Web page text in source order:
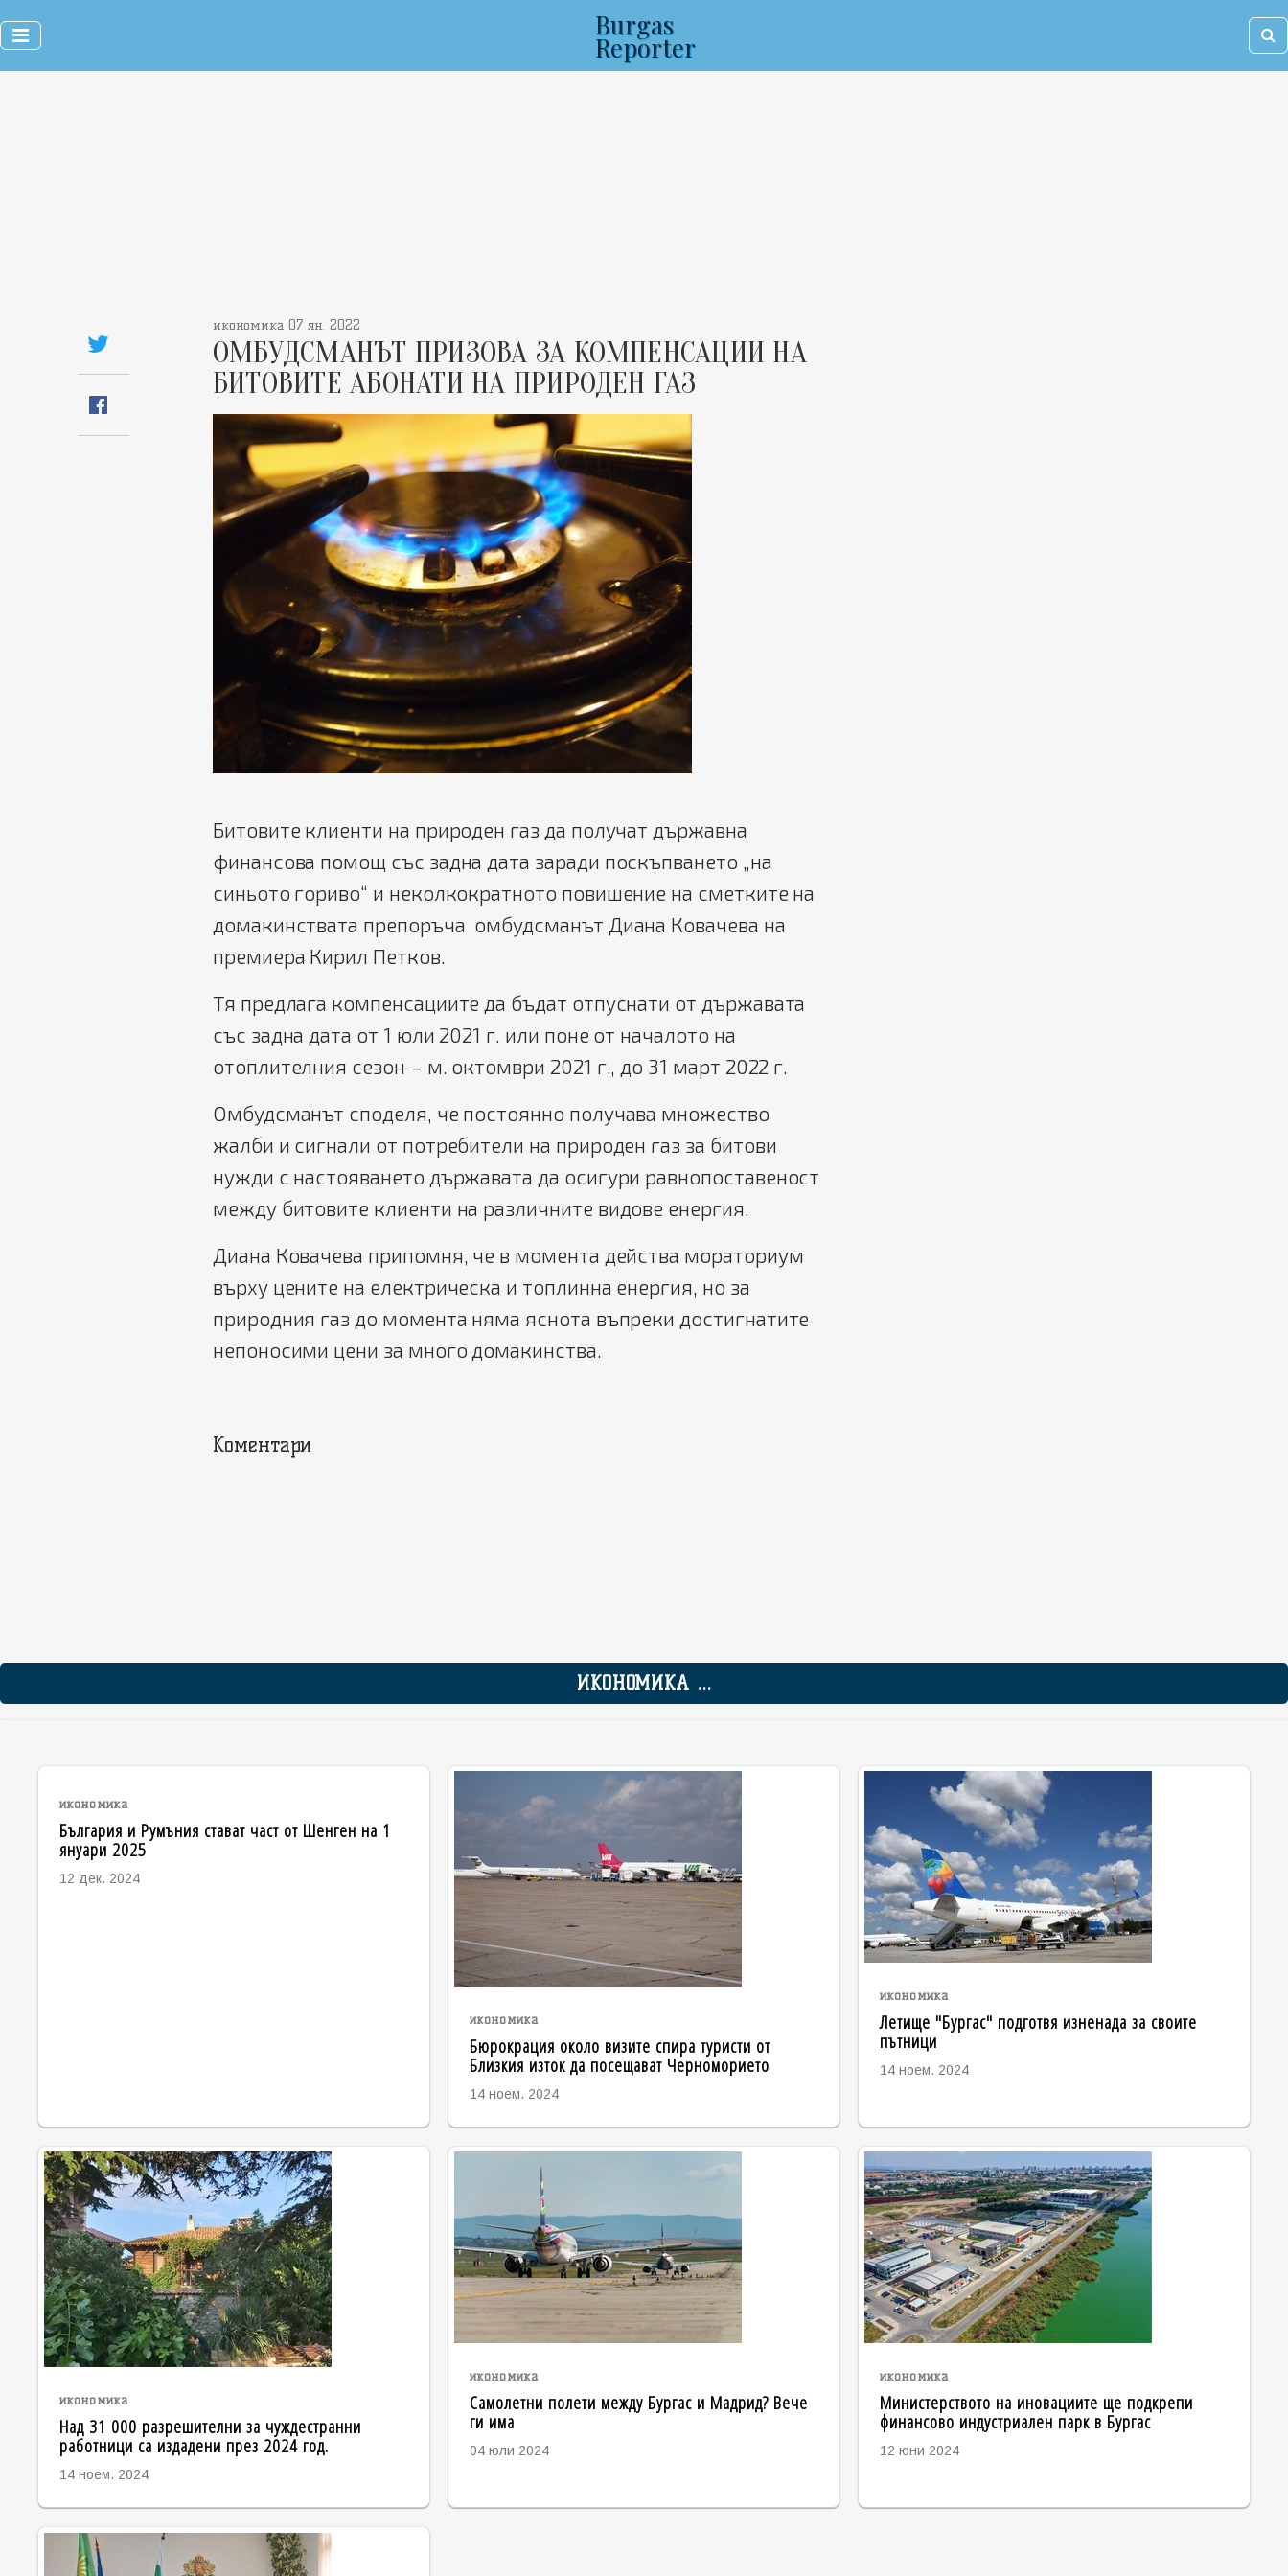
Burgas
Reporter
икономика 07 ян. 2022
ОМБУДСМАНЪТ ПРИЗОВА ЗА КОМПЕНСАЦИИ НА
БИТОВИТЕ АБОНАТИ НА ПРИРОДЕН ГАЗ
Битовите клиенти на природен газ да получат държавна
финансова помощ със задна дата заради поскъпването „на
синьото гориво“ и неколкократното повишение на сметките на
домакинствата препоръча омбудсманът Диана Ковачева на
премиера Кирил Петков.
Тя предлага компенсациите да бъдат отпуснати от държавата
със задна дата от 1 юли 2021 г. или поне от началото на
отоплителния сезон – м. октомври 2021 г., до 31 март 2022 г.
Омбудсманът споделя, че постоянно получава множество
жалби и сигнали от потребители на природен газ за битови
нужди с настояването държавата да осигури равнопоставеност
между битовите клиенти на различните видове енергия.
Диана Ковачева припомня, че в момента действа мораториум
върху цените на електрическа и топлинна енергия, но за
природния газ до момента няма яснота въпреки достигнатите
непоносими цени за много домакинства.
Коментари
ИКОНОМИКА ...
икономика
България и Румъния стават част от Шенген на 1
януари 2025
12 дек. 2024
икономика
Бюрокрация около визите спира туристи от
Близкия изток да посещават Черноморието
14 ноем. 2024
икономика
Летище "Бургас" подготвя изненада за своите
пътници
14 ноем. 2024
икономика
Над 31 000 разрешителни за чуждестранни
работници са издадени през 2024 год.
14 ноем. 2024
икономика
Самолетни полети между Бургас и Мадрид? Вече
ги има
04 юли 2024
икономика
Министерството на иновациите ще подкрепи
финансово индустриален парк в Бургас
12 юни 2024